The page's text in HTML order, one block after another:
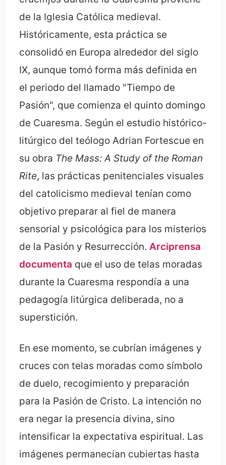
de la Iglesia Católica medieval.
Históricamente, esta práctica se
consolidó en Europa alrededor del siglo
IX, aunque tomó forma más definida en
el periodo del llamado "Tiempo de
Pasión", que comienza el quinto domingo
de Cuaresma. Según el estudio histórico-
litúrgico del teólogo Adrian Fortescue en
su obra The Mass: A Study of the Roman
Rite, las prácticas penitenciales visuales
del catolicismo medieval tenían como
objetivo preparar al fiel de manera
sensorial y psicológica para los misterios
de la Pasión y Resurrección. Arciprensa
documenta que el uso de telas moradas
durante la Cuaresma respondía a una
pedagogía litúrgica deliberada, no a
superstición.
En ese momento, se cubrían imágenes y
cruces con telas moradas como símbolo
de duelo, recogimiento y preparación
para la Pasión de Cristo. La intención no
era negar la presencia divina, sino
intensificar la expectativa espiritual. Las
imágenes permanecían cubiertas hasta